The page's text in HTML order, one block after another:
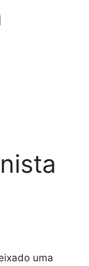
uma